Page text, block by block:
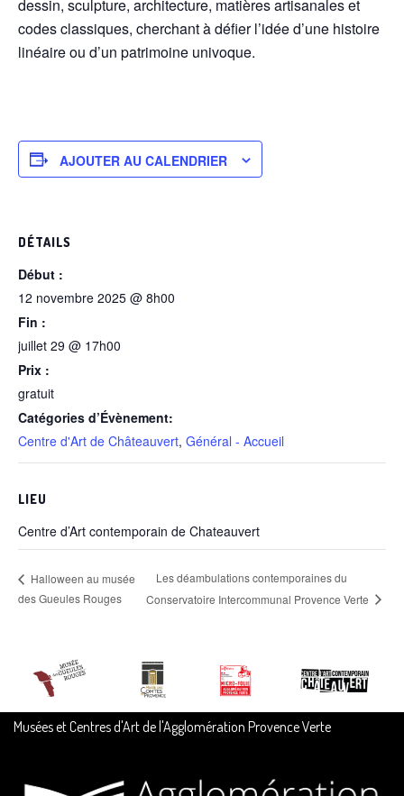
dessin, sculpture, architecture, matières artisanales et
codes classiques, cherchant à défier l’idée d’une histoire
linéaire ou d’un patrimoine univoque.
AJOUTER AU CALENDRIER
DÉTAILS
Début :
12 novembre 2025 @ 8h00
Fin :
juillet 29 @ 17h00
Prix :
gratuit
Catégories d’Évènement:
Centre d'Art de Châteauvert, Général - Accueil
LIEU
Centre d’Art contemporain de Chateauvert
Halloween au musée
des Gueules Rouges
Les déambulations contemporaines du
Conservatoire Intercommunal Provence Verte
Musées et Centres d'Art de l'Agglomération Provence Verte